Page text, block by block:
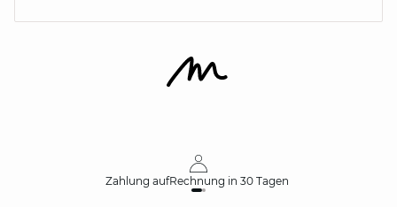
Zahlung aufRechnung in 30 Tagen